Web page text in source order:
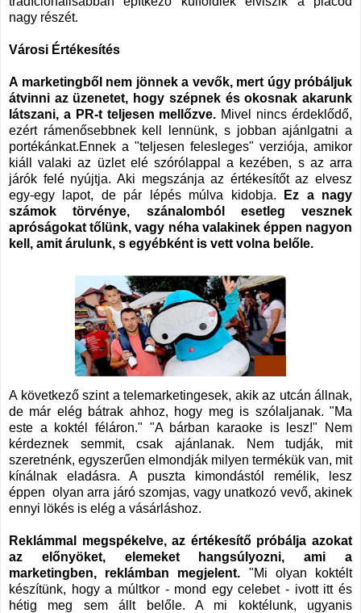
nagy részét.
Városi Értékesítés
A marketingből nem jönnek a vevők, mert úgy próbáljuk
átvinni az üzenetet, hogy szépnek és okosnak akarunk
látszani, a PR-t teljesen mellőzve. Mivel nincs érdeklődő,
ezért rámenősebbnek kell lennünk, s jobban ajánlgatni a
portékánkat.Ennek a "teljesen felesleges" verziója, amikor
kiáll valaki az üzlet elé szórólappal a kezében, s az arra
járók felé nyújtja. Aki megszánja az értékesítőt az elvesz
egy-egy lapot, de pár lépés múlva kidobja.
Ez a nagy
számok törvénye, szánalomból esetleg vesznek
apróságokat tőlünk, vagy néha valakinek éppen nagyon
kell, amit árulunk, s egyébként is vett volna belőle.
A következő szint a telemarketingesek, akik az utcán állnak,
de már elég bátrak ahhoz, hogy meg is szólaljanak. "Ma
este a koktél féláron." "A bárban karaoke is lesz!" Nem
kérdeznek semmit, csak ajánlanak. Nem tudják, mit
szeretnénk, egyszerűen elmondják milyen termékük van, mit
kínálnak eladásra. A puszta kimondástól remélik, lesz
éppen olyan arra járó szomjas, vagy unatkozó vevő, akinek
ennyi lökés is elég a vásárláshoz.
Reklámmal megspékelve, az értékesítő próbálja azokat
az előnyöket, elemeket hangsúlyozni, ami a
marketingben, reklámban megjelent. "Mi olyan koktélt
készítünk, hogy a múltkor - mond egy celebet - ivott itt és
hétig meg sem állt belőle. A mi koktélunk, ugyanis